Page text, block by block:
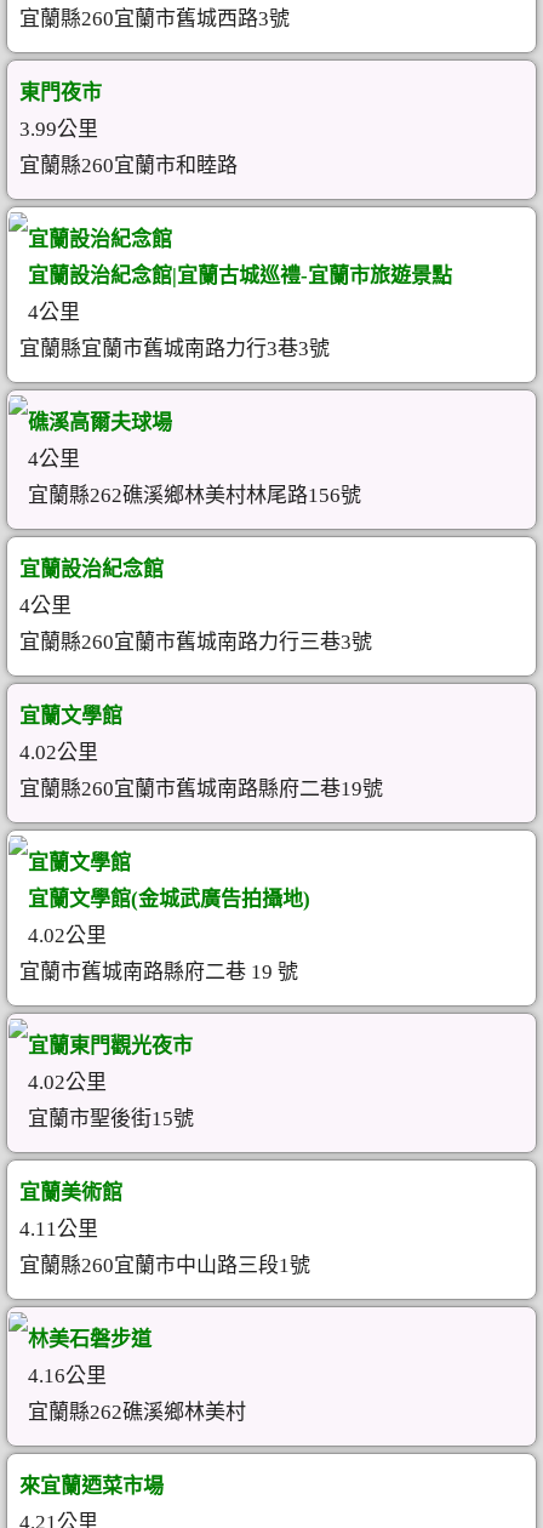
宜蘭縣260宜蘭市舊城西路3號
東門夜市
3.99公里
宜蘭縣260宜蘭市和睦路
宜蘭設治紀念館
宜蘭設治紀念館|宜蘭古城巡禮-宜蘭市旅遊景點
4公里
宜蘭縣宜蘭市舊城南路力行3巷3號
礁溪高爾夫球場
4公里
宜蘭縣262礁溪鄉林美村林尾路156號
宜蘭設治紀念館
4公里
宜蘭縣260宜蘭市舊城南路力行三巷3號
宜蘭文學館
4.02公里
宜蘭縣260宜蘭市舊城南路縣府二巷19號
宜蘭文學館
宜蘭文學館(金城武廣告拍攝地)
4.02公里
宜蘭市舊城南路縣府二巷 19 號
宜蘭東門觀光夜市
4.02公里
宜蘭市聖後街15號
宜蘭美術館
4.11公里
宜蘭縣260宜蘭市中山路三段1號
林美石磐步道
4.16公里
宜蘭縣262礁溪鄉林美村
來宜蘭迺菜市場
4.21公里